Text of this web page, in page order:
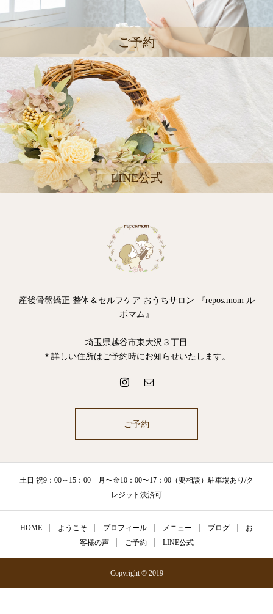
ご予約
LINE公式
産後骨盤矯正 整体＆セルフケア おうちサロン 『repos.mom ル
ポマム』
埼玉県越谷市東大沢３丁目
＊詳しい住所はご予約時にお知らせいたします。
ご予約
土日 祝9：00～15：00 月〜金10：00〜17：00（要相談）駐車場あり/ク
レジット決済可
HOME ようこそ プロフィール メニュー ブログ
お
客様の声
ご予約 LINE公式
Copyright © 2019